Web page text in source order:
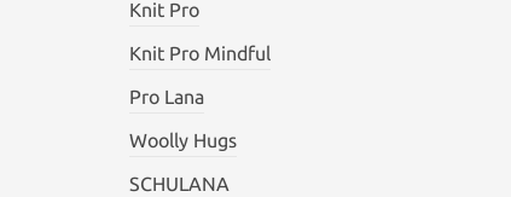
Knit Pro
Knit Pro Mindful
Pro Lana
Woolly Hugs
SCHULANA